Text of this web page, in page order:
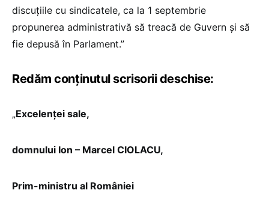
discuțiile cu sindicatele, ca la 1 septembrie
propunerea administrativă să treacă de Guvern și să
fie depusă în Parlament.”
Redăm conținutul scrisorii deschise:
„Excelenței sale,
domnului Ion – Marcel CIOLACU,
Prim-ministru al României